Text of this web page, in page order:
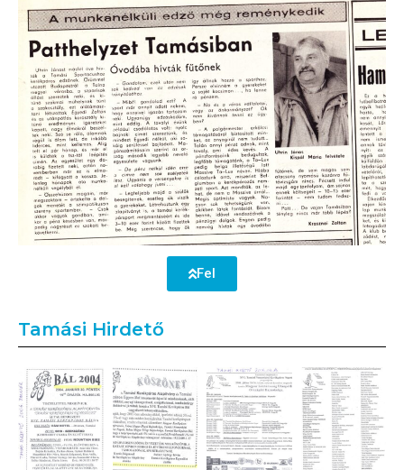
Fel
Tamási Hirdető